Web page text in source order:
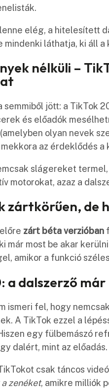
lenne elég, a hitelesített
mindenki láthatja, ki áll
nélküli –
semmiből jött: a TikTok
és előadók
(amelyben olyan nevek
az érdeklődés a
slágereket
motorokat, azaz a
zártkörűen, de
zárt béta verzióban
már most be akar
amikor a funkció
a dalszerző
ismeri fel, hogy
A TikTok ezzel a
egy fülbemászó
dalért, mint az előadás.
csak táncos
zenéket, amikre milliók